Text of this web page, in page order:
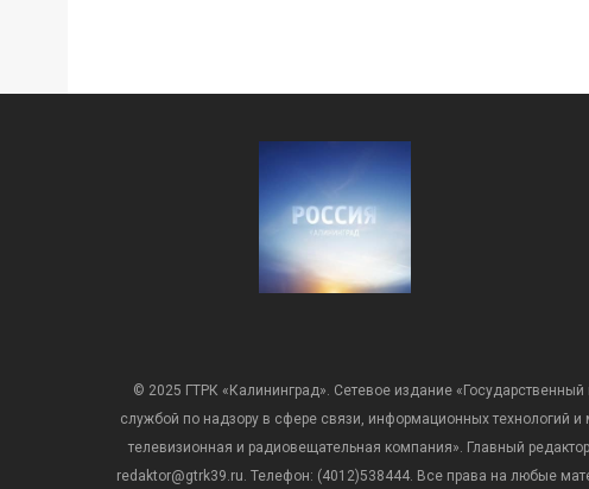
© 2025 ГТРК «Калининград». Сетевое издание
службой по надзору в сфере связи, информационных технологий
телевизионная и радиовещательная компания». Главный
redaktor@gtrk39.ru. Телефон: (4012)538444. Все права на любые